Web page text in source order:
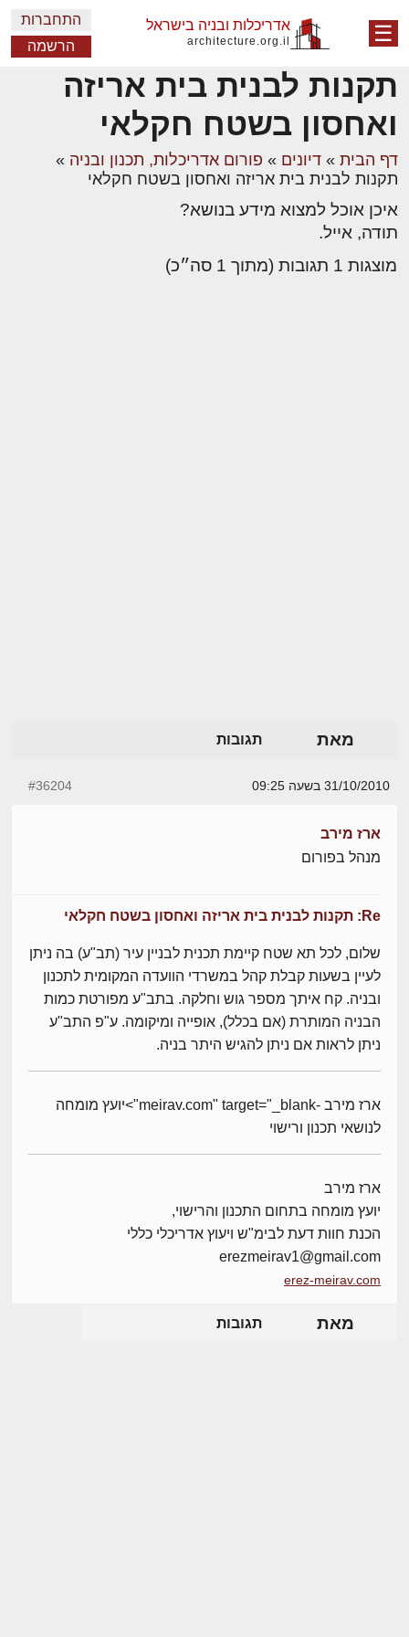
☰ אדריכלות ובניה בישראל
architecture.org.il
התחברות
הרשמה
תקנות לבנית בית אריזה
ואחסון בשטח חקלאי
דף הבית » דיונים » פורום אדריכלות, תכנון ובניה »
תקנות לבנית בית אריזה ואחסון בשטח חקלאי
איכן אוכל למצוא מידע בנושא?
תודה, אייל.
מוצגות 1 תגובות (מתוך 1 סה״כ)
מאת תגובות
31/10/2010 בשעה 09:25 #36204
ארז מירב
מנהל בפורום
Re: תקנות לבנית בית אריזה ואחסון בשטח חקלאי
שלום, לכל תא שטח קיימת תכנית לבניין עיר (תב"ע) בה ניתן
לעיין בשעות קבלת קהל במשרדי הוועדה המקומית לתכנון
ובניה. קח איתך מספר גוש וחלקה. בתב"ע מפורטת כמות
הבניה המותרת (אם בכלל), אופייה ומיקומה. ע"פ התב"ע
ניתן לראות אם ניתן להגיש היתר בניה.
ארז מירב -meirav.com" target="_blank">יועץ מומחה
לנושאי תכנון ורישוי
ארז מירב
יועץ מומחה בתחום התכנון והרישוי,
הכנת חוות דעת לבימ"ש ויעוץ אדריכלי כללי
erezmeirav1@gmail.com
erez-meirav.com
מאת תגובות